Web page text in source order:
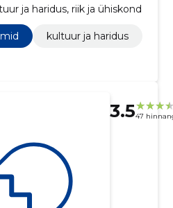
ja haridus, riik ja ühiskond
kultuur ja haridus
3.547